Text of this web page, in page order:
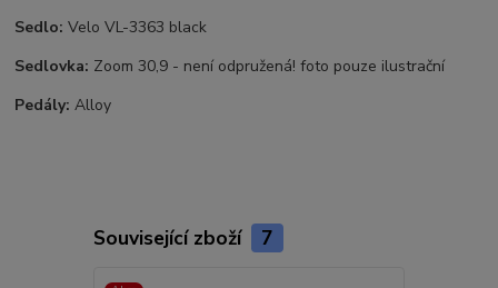
Sedlo: Velo VL-3363 black
Sedlovka: Zoom 30,9 - není odpružená! foto pouze ilustrační
Pedály: Alloy
Související zboží 7